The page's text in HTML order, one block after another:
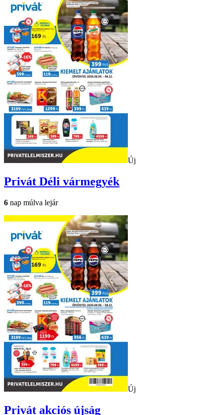
Új
Privát Déli vármegyék
6 nap múlva lejár
Új
Privát akciós újság